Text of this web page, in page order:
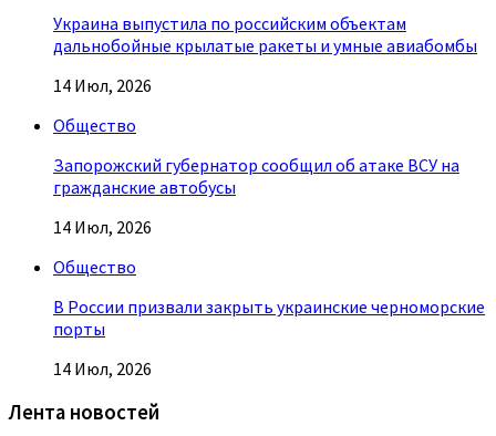
Украина выпустила по российским объектам
дальнобойные крылатые ракеты и умные авиабомбы
14 Июл, 2026
Общество
Запорожский губернатор сообщил об атаке ВСУ на
гражданские автобусы
14 Июл, 2026
Общество
В России призвали закрыть украинские черноморские
порты
14 Июл, 2026
Лента новостей